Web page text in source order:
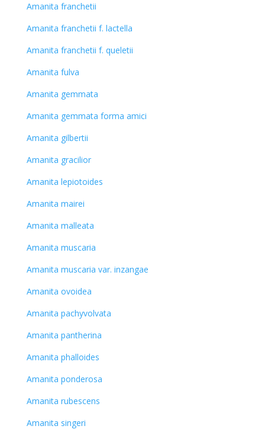
Amanita franchetii
Amanita franchetii f. lactella
Amanita franchetii f. queletii
Amanita fulva
Amanita gemmata
Amanita gemmata forma amici
Amanita gilbertii
Amanita gracilior
Amanita lepiotoides
Amanita mairei
Amanita malleata
Amanita muscaria
Amanita muscaria var. inzangae
Amanita ovoidea
Amanita pachyvolvata
Amanita pantherina
Amanita phalloides
Amanita ponderosa
Amanita rubescens
Amanita singeri